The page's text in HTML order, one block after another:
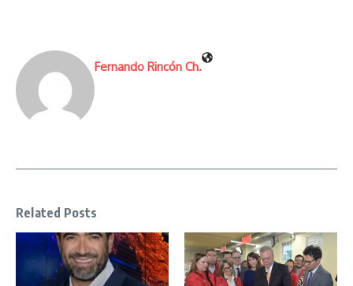
Fernando Rincón Ch.
Related Posts